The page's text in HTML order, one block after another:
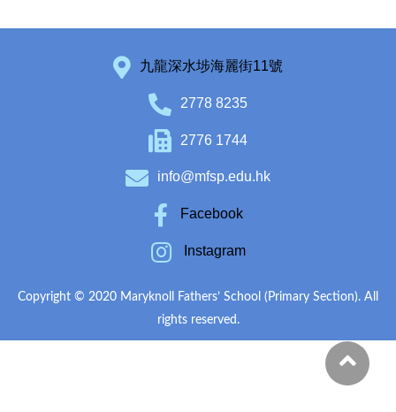
九龍深水埗海麗街11號
2778 8235
2776 1744
info@mfsp.edu.hk
Facebook
Instagram
Copyright © 2020 Maryknoll Fathers’ School (Primary Section). All
rights reserved.